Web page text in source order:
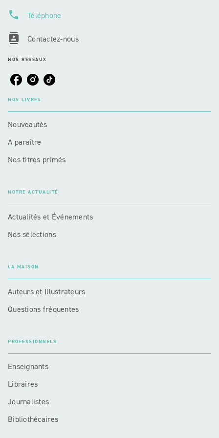
phone Téléphone
contacts Contactez-nous
NOS RÉSEAUX
NOS LIVRES
Nouveautés
A paraître
Nos titres primés
NOTRE ACTUALITÉ
Actualités et Événements
Nos sélections
LA MAISON
Auteurs et Illustrateurs
Questions fréquentes
PROFESSIONNELS
Enseignants
Libraires
Journalistes
Bibliothécaires